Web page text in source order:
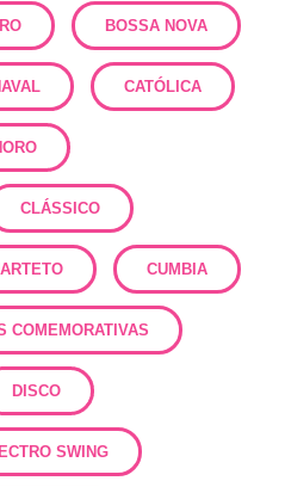
BOSSA NOVA
CATÓLICA
CLÁSSICO
CUMBIA
COMEMORATIVAS
DISCO
SWING